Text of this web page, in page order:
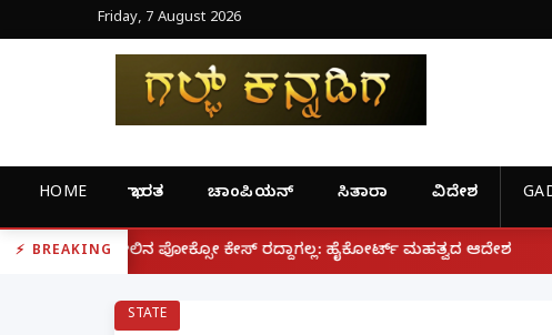
Friday, 7 August 2026
HOME ಭಾರತ ಚಾಂಪಿಯನ್ ಸಿತಾರಾ ವಿದೇಶ
BREAKING
ಕೇಸ್ ರದ್ದಾಗಲ್ಲ: ಹೈಕೋರ್ಟ್ ಮಹತ್ವದ ಆದೇಶ | ಫೋನ್ ನಲ್ಲೇ
STATE